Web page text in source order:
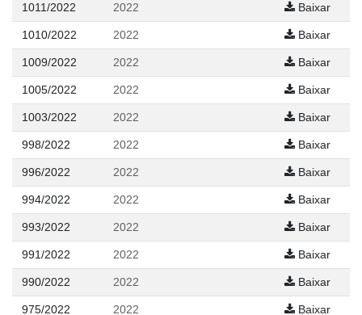
1011/2022 2022 Baixar
1010/2022 2022 Baixar
1009/2022 2022 Baixar
1005/2022 2022 Baixar
1003/2022 2022 Baixar
998/2022 2022 Baixar
996/2022 2022 Baixar
994/2022 2022 Baixar
993/2022 2022 Baixar
991/2022 2022 Baixar
990/2022 2022 Baixar
975/2022 2022 Baixar